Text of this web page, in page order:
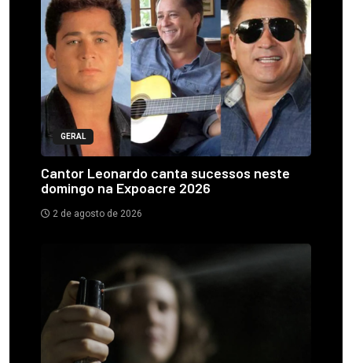
GERAL
Cantor Leonardo canta sucessos neste
domingo na Expoacre 2026
2 de agosto de 2026